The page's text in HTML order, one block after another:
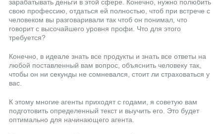
зарабатывать деньги в этой сфере. Конечно, нужно полюбить
свою профессию, отдаться ей полностью, чтоб при встрече с
человеком вы разговаривали так чтоб он понимал, что
говорит с высочайшего уровня профи. Что для этого
требуется?
Конечно, в идеале знать все продукты и знать все ответы на
любой поставленный вам вопрос, объяснить человеку так,
чтобы он ни секунды не сомневался, стоит ли страховаться у
вас.
К этому многие агенты приходят с годами, я советую вам
подготовить определенный текст и выучить его. Это будет
оптимально для начинающего агента.